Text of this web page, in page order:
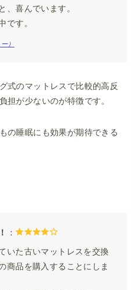
、喜んでいます。
です。
）
式のマットレスで比較的高反
担が少ないのが特徴です。
の睡眠にも効果が期待できる
：
いた古いマットレスを交換
商品を購入することにしま